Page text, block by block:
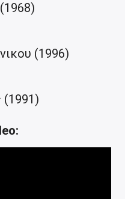
(1996)